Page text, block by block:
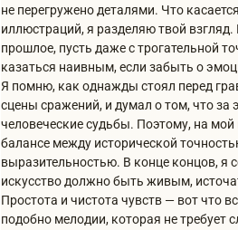
не перегружено деталями. Что
иллюстраций, я разделяю твой взгляд.
прошлое, пусть даже с трогательной
казаться наивным, если забыть о
Я помню, как однажды стоял перед
сцены сражений, и думал о том, что за
человеческие судьбы. Поэтому, на
балансе между исторической
выразительностью. В конце концов, я
искусство должно быть живым,
Простота и чистота чувств — вот что
подобно мелодии, которая не требует